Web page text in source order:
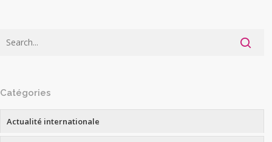
Catégories
Actualité internationale